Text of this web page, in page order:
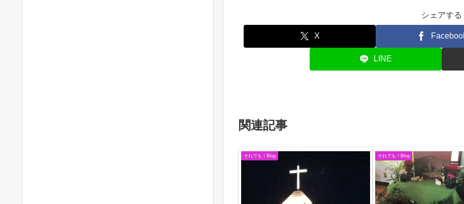
シェアする
X
LINE
関連記事
それでも！Blog それでも！Blog